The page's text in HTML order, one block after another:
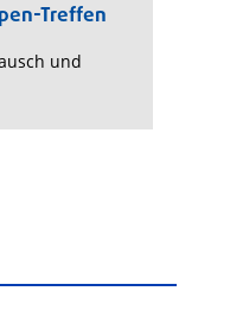
Treffen
und